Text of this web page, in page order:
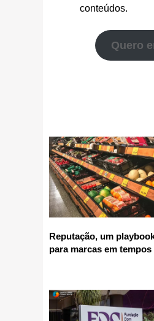
conteúdos.
Quero
Reputação, um
para marcas em